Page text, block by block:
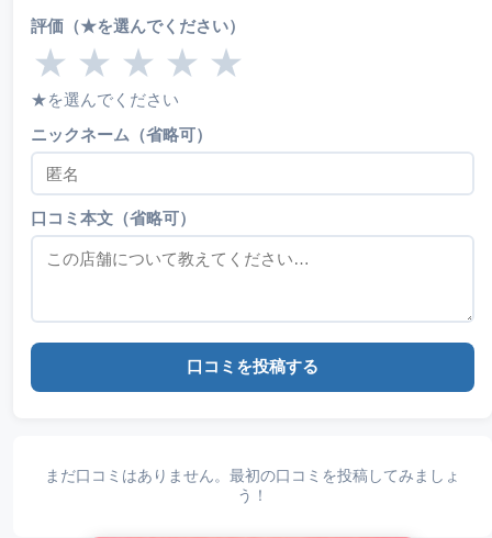
評価（★を選んでください）
★ ★ ★ ★ ★
★を選んでください
ニックネーム（省略可）
口コミ本文（省略可）
口コミを投稿する
まだ口コミはありません。最初の口コミを投稿してみましょ
う！